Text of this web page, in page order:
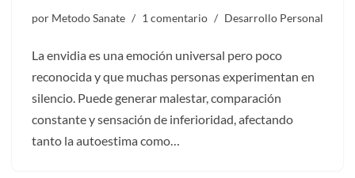
por Metodo Sanate 1 comentario Desarrollo Personal
La envidia es una emoción universal pero poco
reconocida y que muchas personas experimentan en
silencio. Puede generar malestar, comparación
constante y sensación de inferioridad, afectando
tanto la autoestima como…